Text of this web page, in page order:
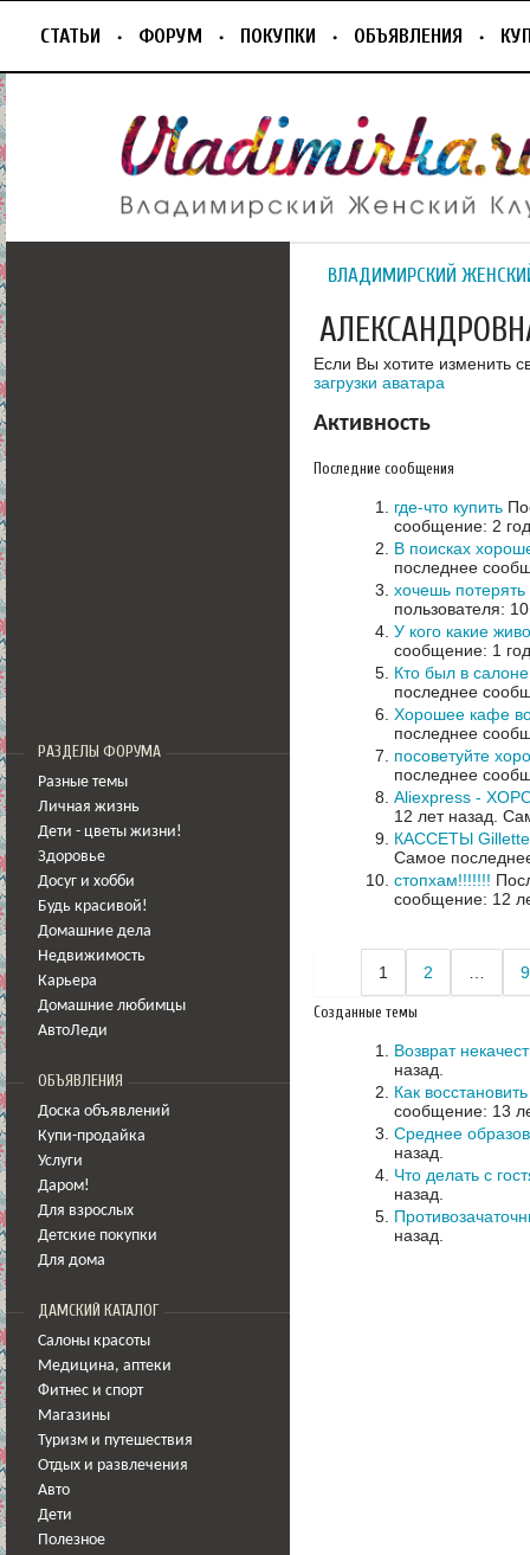
СТАТЬИ ФОРУМ ПОКУПКИ ОБЪЯВЛЕНИЯ
РАЗДЕЛЫ ФОРУМА
Разные темы
Личная жизнь
Дети - цветы жизни!
Здоровье
Досуг и хобби
Будь красивой!
Домашние дела
Недвижимость
Карьера
Домашние любимцы
АвтоЛеди
ОБЪЯВЛЕНИЯ
Доска объявлений
Купи-продайка
Услуги
Даром!
Для взрослых
Детские покупки
Для дома
ДАМСКИЙ КАТАЛОГ
Салоны красоты
Медицина, аптеки
Фитнес и спорт
Магазины
Туризм и путешествия
Отдых и развлечения
Авто
Дети
Полезное
ВЛАДИМИРСКИЙ
Если Вы хотите изменить
загрузки аватара
Активность
Последние сообщения
где-что купить
сообщение: 2
В поисках
последнее
хочешь потерять
пользователя:
У кого какие
сообщение: 1
Кто был в
последнее
Хорошее кафе
последнее
посоветуйте
последнее
Aliexpress -
12 лет назад.
КАССЕТЫ
Самое
стопхам!!!!!!!
сообщение: 12
1 2 9
Созданные темы
Возврат
назад.
Как
сообщение: 13
Среднее
назад.
Что делать с
назад.
назад.